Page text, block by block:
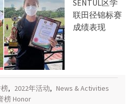
SENTUL区学
联田径锦标赛
成绩表现
, 2022年活动, News & Activities
榜 Honor